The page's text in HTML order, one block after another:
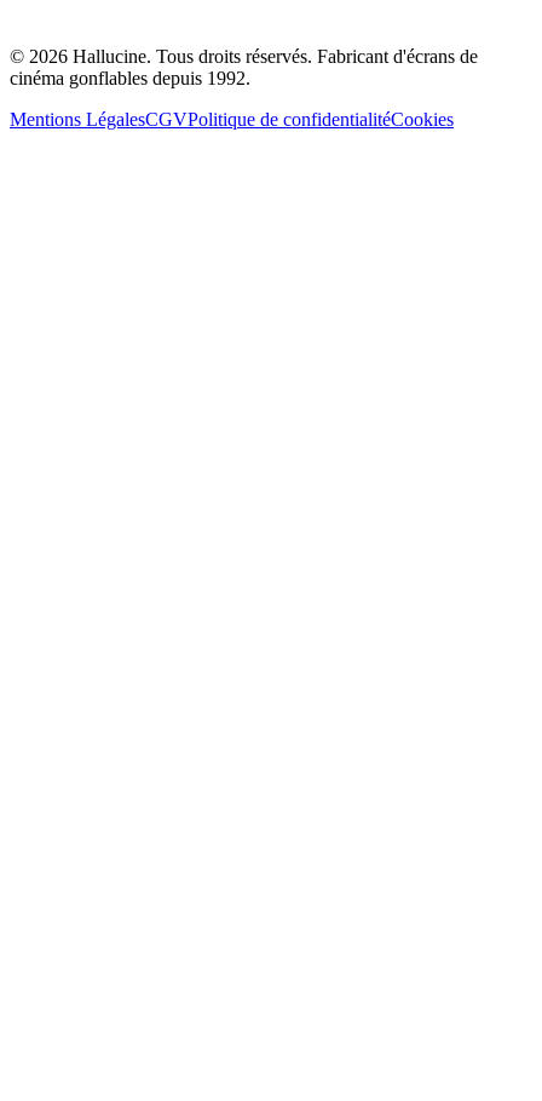
© 2026 Hallucine. Tous droits réservés. Fabricant d'écrans de
cinéma gonflables depuis 1992.
Mentions LégalesCGVPolitique de confidentialitéCookies